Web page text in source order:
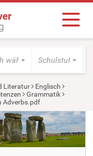
wählen Schulstufe
Literatur
Englisch
Grammatik
Adverbs.pdf